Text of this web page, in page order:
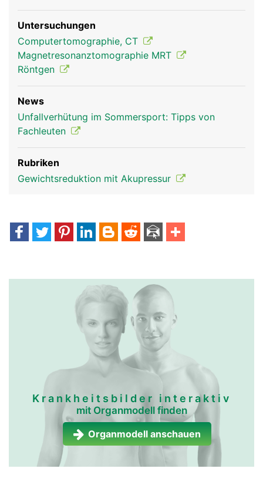
Untersuchungen
Computertomographie, CT
Magnetresonanztomographie MRT
Röntgen
News
Unfallverhütung im Sommersport: Tipps von
Fachleuten
Rubriken
Gewichtsreduktion mit Akupressur
Krankheitsbilder interaktiv
mit Organmodell finden
Organmodell anschauen